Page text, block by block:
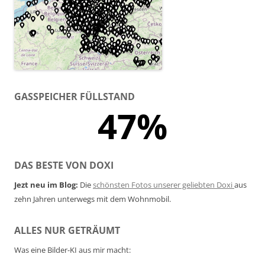
GASSPEICHER FÜLLSTAND
47%
DAS BESTE VON DOXI
Jezt neu im Blog: Dieschönsten Fotos unserer geliebten Doxiaus
zehn Jahren unterwegs mit dem Wohnmobil.
ALLES NUR GETRÄUMT
Was eine Bilder-KI aus mir macht: